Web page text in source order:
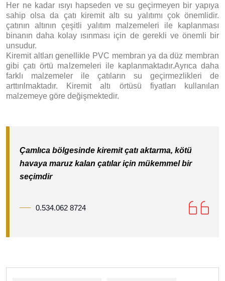
Her ne kadar ısıyı hapseden ve su geçirmeyen bir yapıya
sahip olsa da çatı kiremit altı su yalıtımı çok önemlidir.
çatının altının çeşitli yalıtım malzemeleri ile kaplanması
binanın daha kolay ısınması için de gerekli ve önemli bir
unsudur.
Kiremit altları genellikle PVC membran ya da düz membran
gibi çatı örtü malzemeleri ile kaplanmaktadır.Ayrıca daha
farklı malzemeler ile çatıların su geçirmezlikleri de
arttırılmaktadır. Kiremit altı örtüsü fiyatları kullanılan
malzemeye göre değişmektedir.
Çamlıca bölgesinde kiremit çatı aktarma, kötü
havaya maruz kalan çatılar için mükemmel bir
seçimdir
0.534.062 8724